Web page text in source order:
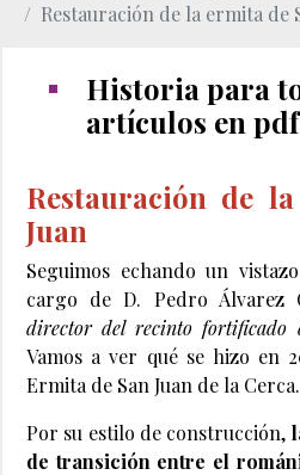
Restauración de la ermita de
Historia para
artículos en pdf
Restauración de
Juan
Seguimos echando un
cargo de D. Pedro Álvarez
director del recinto fortificado
Vamos a ver qué se hizo en
Ermita de San Juan de la Cerca.
Por su estilo de construcción,
de transición entre el